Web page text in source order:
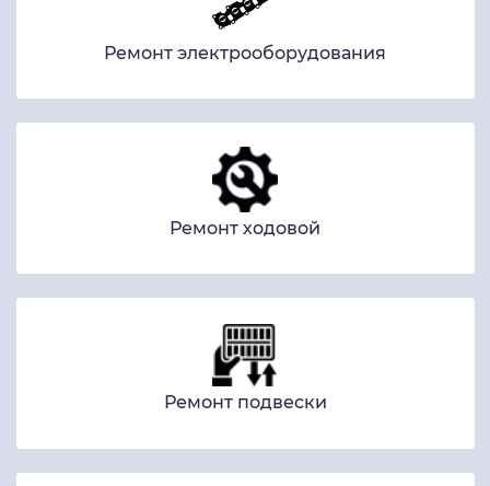
Ремонт электрооборудования
Ремонт ходовой
Ремонт подвески